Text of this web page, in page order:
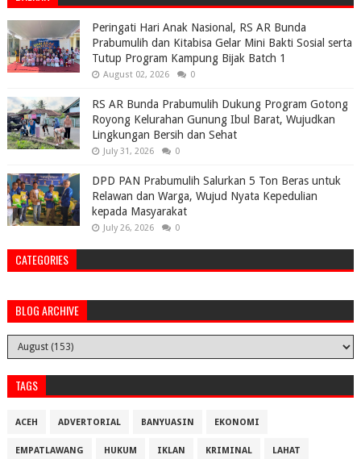
Peringati Hari Anak Nasional, RS AR Bunda
Prabumulih dan Kitabisa Gelar Mini Bakti Sosial serta
Tutup Program Kampung Bijak Batch 1
August 02, 2026 0
RS AR Bunda Prabumulih Dukung Program Gotong
Royong Kelurahan Gunung Ibul Barat, Wujudkan
Lingkungan Bersih dan Sehat
July 31, 2026 0
DPD PAN Prabumulih Salurkan 5 Ton Beras untuk
Relawan dan Warga, Wujud Nyata Kepedulian
kepada Masyarakat
July 26, 2026 0
CATEGORIES
BLOG ARCHIVE
TAGS
ACEH ADVERTORIAL BANYUASIN EKONOMI
EMPATLAWANG HUKUM IKLAN KRIMINAL LAHAT